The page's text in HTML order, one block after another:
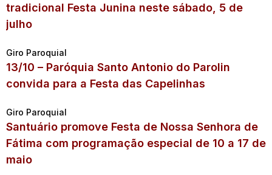
tradicional Festa Junina neste sábado, 5 de
julho
Giro Paroquial
13/10 – Paróquia Santo Antonio do Parolin
convida para a Festa das Capelinhas
Giro Paroquial
Santuário promove Festa de Nossa Senhora de
Fátima com programação especial de 10 a 17 de
maio